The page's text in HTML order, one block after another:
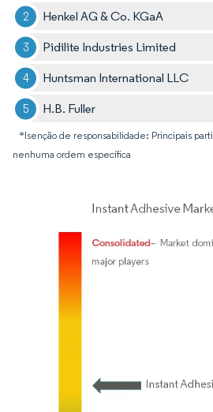
Henkel AG & Co. KGaA
Pidilite Industries Limited
Huntsman International LLC
H.B. Fuller
*Isenção de responsabilidade: Principais
nenhuma ordem específica